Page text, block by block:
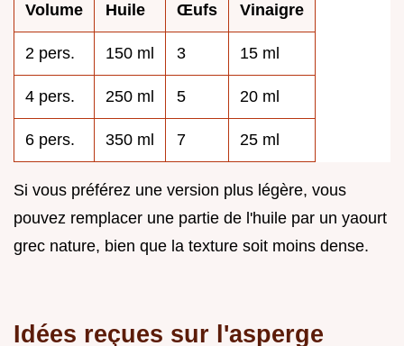
Volume Huile Œufs Vinaigre
2 pers. 150 ml 3 15 ml
4 pers. 250 ml 5 20 ml
6 pers. 350 ml 7 25 ml
Si vous préférez une version plus légère, vous
pouvez remplacer une partie de l'huile par un yaourt
grec nature, bien que la texture soit moins dense.
Idées reçues sur l'asperge